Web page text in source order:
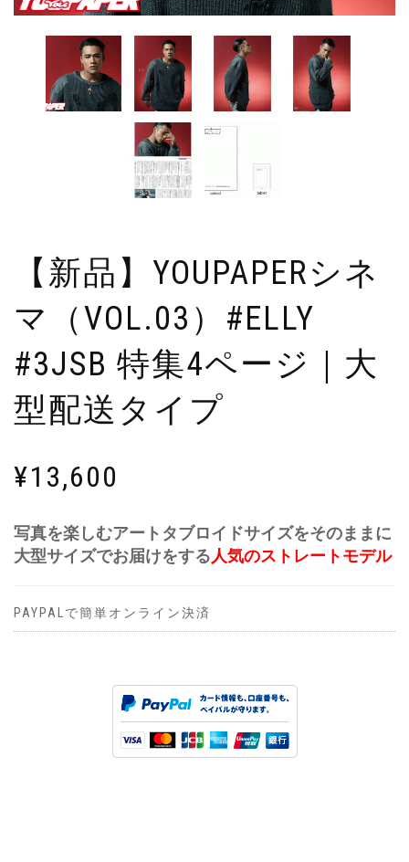
【新品】YOUPAPERシネ
マ（VOL.03）#ELLY
#3JSB 特集4ページ｜大
型配送タイプ
¥13,600
写真を楽しむアートタブロイドサイズをそのままに
大型サイズでお届けをする人気のストレートモデル
PAYPALで簡単オンライン決済